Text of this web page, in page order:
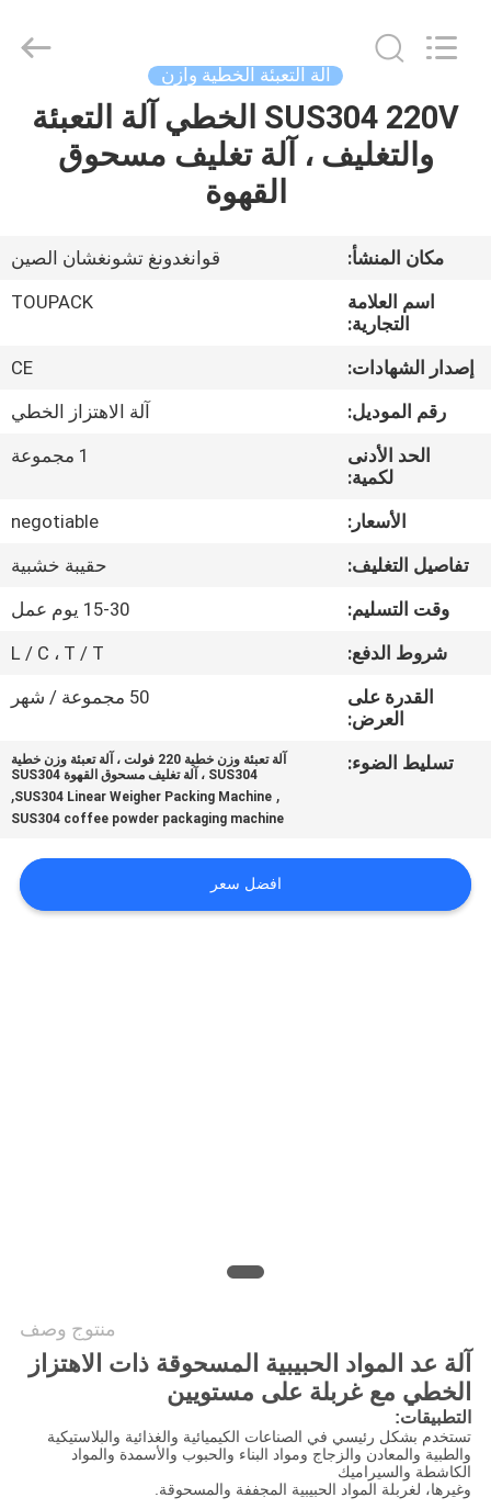
بيت
معلومات
جولة
المصنع
الجودة
اتصل
اطلب
اقتباس
EQUIPMENT
Reserved.
آلة التعبئة الخطية وازن
SUS304 220V الخطي آلة التعبئة
والتغليف ، آلة تغليف مسحوق
القهوة
مكان المنشأ:
قوانغدونغ تشونغشان الصين
اسم العلامة
التجارية:
TOUPACK
إصدار الشهادات:
CE
رقم الموديل:
آلة الاهتزاز الخطي
الحد الأدنى
لكمية:
1 مجموعة
الأسعار:
negotiable
تفاصيل التغليف:
حقيبة خشبية
وقت التسليم:
15-30 يوم عمل
شروط الدفع:
L / C ، T / T
القدرة على
العرض:
50 مجموعة / شهر
تسليط الضوء:
آلة تعبئة وزن خطية 220 فولت ، آلة تعبئة وزن خطية
SUS304 ، آلة تغليف مسحوق القهوة SUS304
,
SUS304 Linear Weigher Packing Machine
,
SUS304 coffee powder packaging machine
افضل سعر
منتوج وصف
آلة عد المواد الحبيبية المسحوقة ذات الاهتزاز
الخطي مع غربلة على مستويين
التطبيقات:
تستخدم بشكل رئيسي في الصناعات الكيميائية والغذائية والبلاستيكية
والطبية والمعادن والزجاج ومواد البناء والحبوب والأسمدة والمواد
الكاشطة والسيراميك
وغيرها، لغربلة المواد الحبيبية المجففة والمسحوقة.